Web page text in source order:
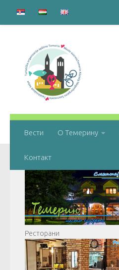
Вести О Темерину
Контакт
ПРАТИТЕ НАС:
Ресторани